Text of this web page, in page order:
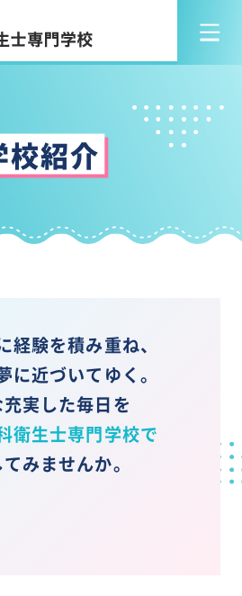
校紹介
経験を積み重ね、
に近づいてゆく。
実した毎日を
衛生士専門学校で
みませんか。